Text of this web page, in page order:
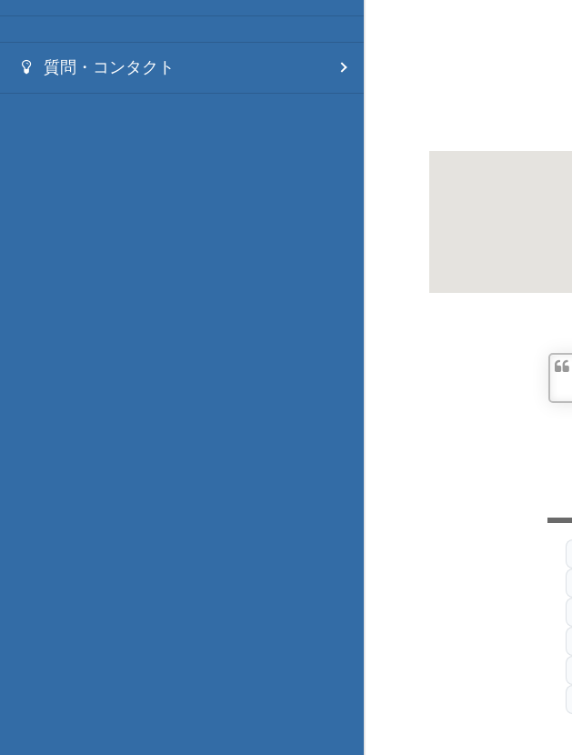
質問・コンタクト